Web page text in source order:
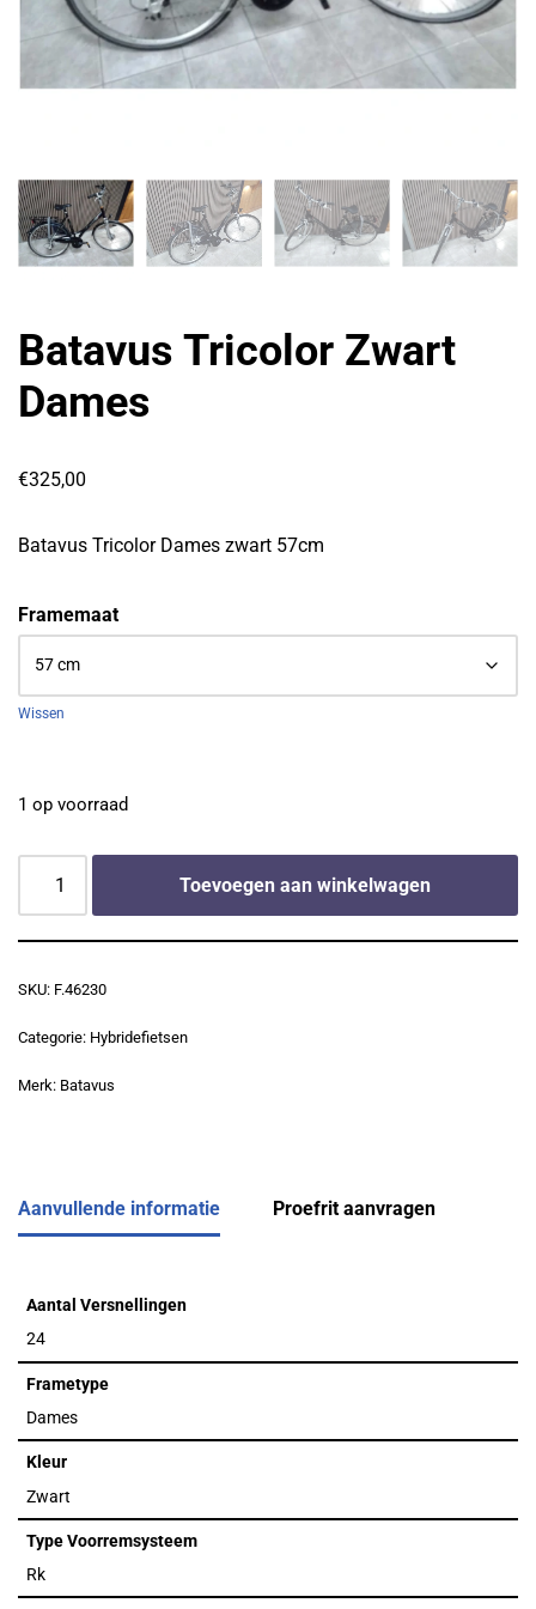
Batavus Tricolor Zwart
Dames
€325,00
Batavus Tricolor Dames zwart 57cm
Framemaat
Wissen
1 op voorraad
Toevoegen aan winkelwagen
SKU: F.46230
Categorie: Hybridefietsen
Merk: Batavus
Aanvullende informatie Proefrit aanvragen
Aantal Versnellingen
24
Frametype
Dames
Kleur
Zwart
Type Voorremsysteem
Rk